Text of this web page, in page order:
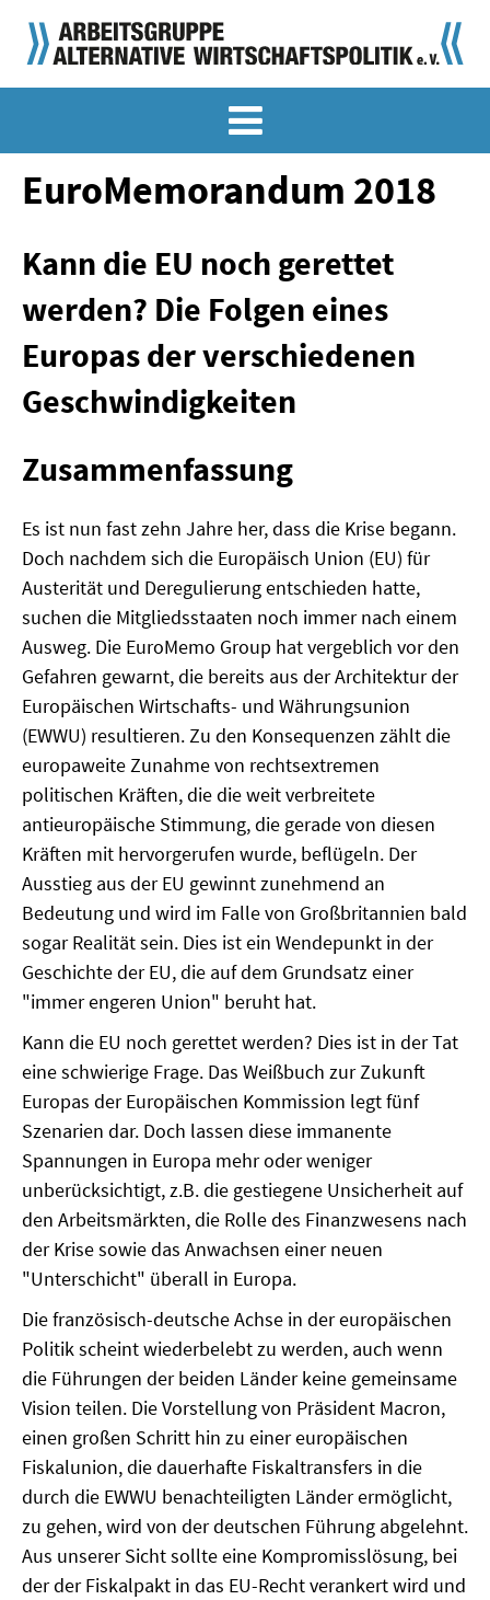
KLASSIKER
SONDERVERÖFFENTLICHUNGEN
LANGFASSUNGEN ZU DEN MEMORANDEN
MATERIALIEN
MATERIALIEN ZU DEN MEMORANDEN
MATERIALIEN ZUR SOMMERSCHULE
MEMO-FORUM
SOMMERSCHULE
SOMMERSCHULE 2025
SOMMERSCHULE 2024
SOMMERSCHULE 2023
SOMMERSCHULE 2022
SOMMERSCHULE 2021
SOMMERSCHULE 2020
SOMMERSCHULE 2019
SOMMERSCHULE 2017
SOMMERSCHULE 2016
SOMMERSCHULE 2015
SOMMERSCHULE 2014
SOMMERSCHULE 2013
SOMMERSCHULE 2012
SOMMERSCHULE 2011
SOMMERSCHULE 2010
SOMMERSCHULE 2009
SOMMERSCHULE 2008
SOMMERSCHULE 2007
EuroMemorandum 2018
Kann die EU noch gerettet
werden? Die Folgen eines
Europas der verschiedenen
Geschwindigkeiten
Zusammenfassung
Es ist nun fast zehn Jahre her, dass die Krise begann.
Doch nachdem sich die Europäisch Union (EU) für
Austerität und Deregulierung entschieden hatte,
suchen die Mitgliedsstaaten noch immer nach einem
Ausweg. Die EuroMemo Group hat vergeblich vor den
Gefahren gewarnt, die bereits aus der Architektur der
Europäischen Wirtschafts- und Währungsunion
(EWWU) resultieren. Zu den Konsequenzen zählt die
europaweite Zunahme von rechtsextremen
politischen Kräften, die die weit verbreitete
antieuropäische Stimmung, die gerade von diesen
Kräften mit hervorgerufen wurde, beflügeln. Der
Ausstieg aus der EU gewinnt zunehmend an
Bedeutung und wird im Falle von Großbritannien bald
sogar Realität sein. Dies ist ein Wendepunkt in der
Geschichte der EU, die auf dem Grundsatz einer
"immer engeren Union" beruht hat.
Kann die EU noch gerettet werden? Dies ist in der Tat
eine schwierige Frage. Das Weißbuch zur Zukunft
Europas der Europäischen Kommission legt fünf
Szenarien dar. Doch lassen diese immanente
Spannungen in Europa mehr oder weniger
unberücksichtigt, z.B. die gestiegene Unsicherheit auf
den Arbeitsmärkten, die Rolle des Finanzwesens nach
der Krise sowie das Anwachsen einer neuen
"Unterschicht" überall in Europa.
Die französisch-deutsche Achse in der europäischen
Politik scheint wiederbelebt zu werden, auch wenn
die Führungen der beiden Länder keine gemeinsame
Vision teilen. Die Vorstellung von Präsident Macron,
einen großen Schritt hin zu einer europäischen
Fiskalunion, die dauerhafte Fiskaltransfers in die
durch die EWWU benachteiligten Länder ermöglicht,
zu gehen, wird von der deutschen Führung abgelehnt.
Aus unserer Sicht sollte eine Kompromisslösung, bei
der der Fiskalpakt in das EU-Recht verankert wird und